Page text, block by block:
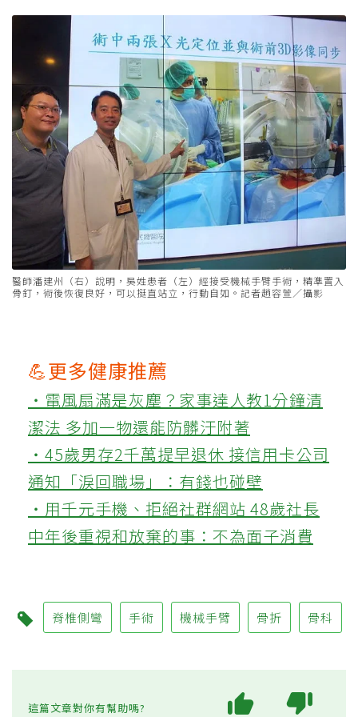
醫師潘建州（右）說明，吳姓患者（左）經接受機械手臂手術，精準置入
骨釘，術後恢復良好，可以挺直站立，行動自如。記者趙容萱／攝影
💪更多健康推薦
‧電風扇滿是灰塵？家事達人教1分鐘清
潔法 多加一物還能防髒汙附著
‧45歲男存2千萬提早退休 接信用卡公司
通知「淚回職場」：有錢也碰壁
‧用千元手機、拒絕社群網站 48歲社長
中年後重視和放棄的事：不為面子消費
脊椎側彎 手術 機械手臂 骨折 骨科
這篇文章對你有幫助嗎?